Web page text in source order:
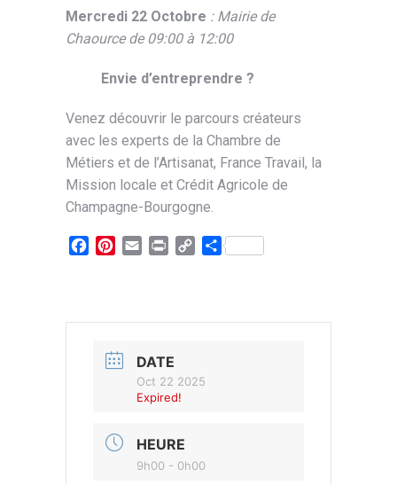
Mercredi 22 Octobre : Mairie de
Chaource de 09:00 à 12:00
Envie d’entreprendre ?
Venez découvrir le parcours créateurs
avec les experts de la Chambre de
Métiers et de l’Artisanat, France Travail, la
Mission locale et Crédit Agricole de
Champagne-Bourgogne.
Facebook
Pinterest
Email Print
CopyPartager
DATE
Oct 22 2025
Expired!
HEURE
9h00 - 0h00